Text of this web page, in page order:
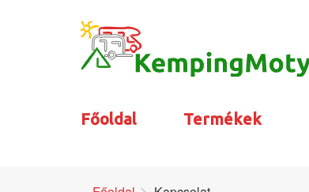
Főoldal Termékek